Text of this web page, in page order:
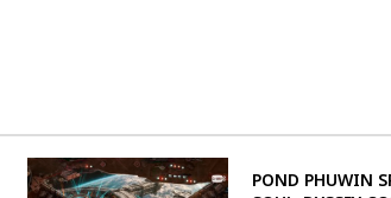
POND PHUWIN